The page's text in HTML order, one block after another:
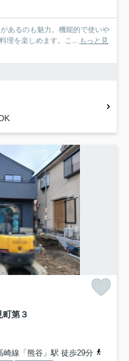
あるのも魅力。機能的で使いや
理を楽しめます。こ... もっと見
町第３
崎線「熊谷」駅 徒歩29分